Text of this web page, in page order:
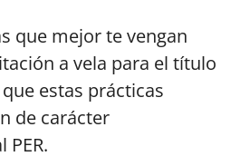
que mejor te vengan
a vela para el título
que estas prácticas
de carácter